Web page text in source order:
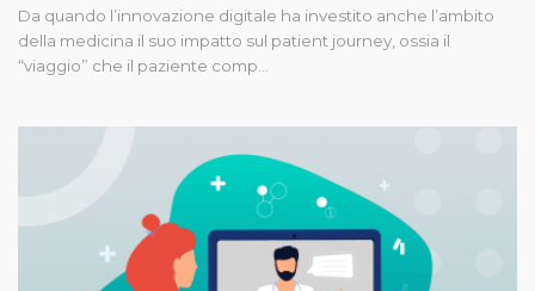
Da quando l’innovazione digitale ha investito anche l’ambito
della medicina il suo impatto sul patient journey, ossia il
“viaggio” che il paziente comp…